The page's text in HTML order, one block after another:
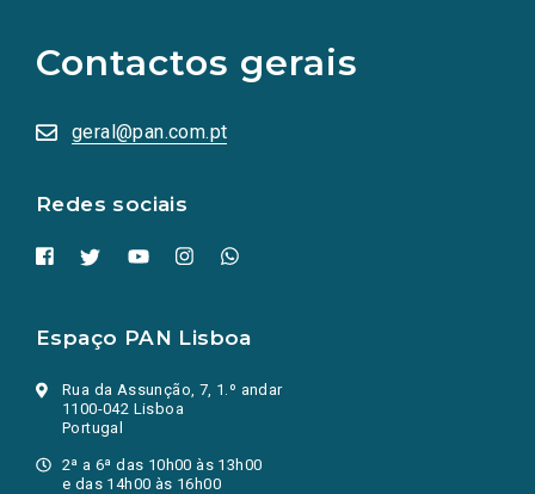
Contactos gerais
geral@pan.com.pt
Redes sociais
redes
sociais
numa
nova
Espaço PAN Lisboa
Rua da Assunção, 7, 1.º andar
1100-042 Lisboa
Portugal
2ª a 6ª das 10h00 às 13h00
e das 14h00 às 16h00